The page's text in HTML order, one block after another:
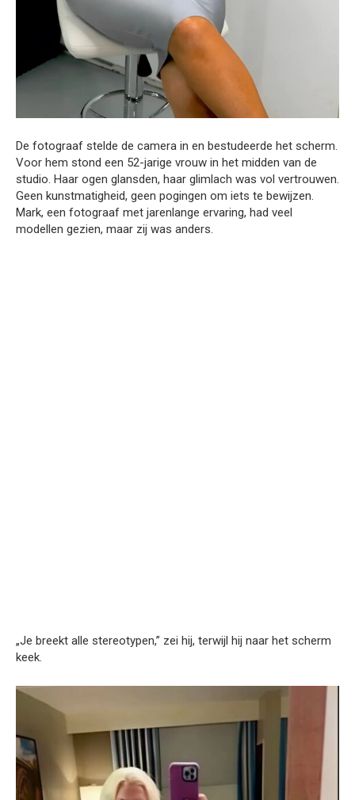
De fotograaf stelde de camera in en bestudeerde het scherm.
Voor hem stond een 52-jarige vrouw in het midden van de
studio. Haar ogen glansden, haar glimlach was vol vertrouwen.
Geen kunstmatigheid, geen pogingen om iets te bewijzen.
Mark, een fotograaf met jarenlange ervaring, had veel
modellen gezien, maar zij was anders.
„Je breekt alle stereotypen,” zei hij, terwijl hij naar het scherm
keek.